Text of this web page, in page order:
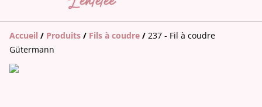
Accueil / Produits / Fils à coudre / 237 - Fil à coudre
Gütermann